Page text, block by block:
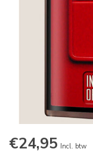
€24,95 Incl. btw